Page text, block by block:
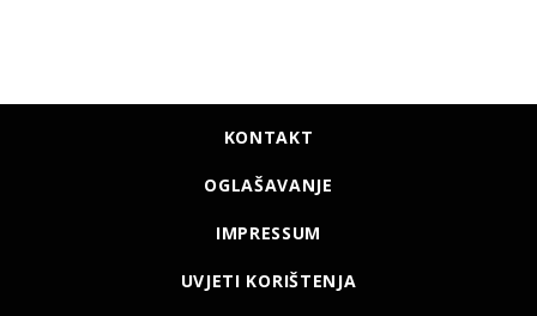
KONTAKT
OGLAŠAVANJE
IMPRESSUM
UVJETI KORIŠTENJA